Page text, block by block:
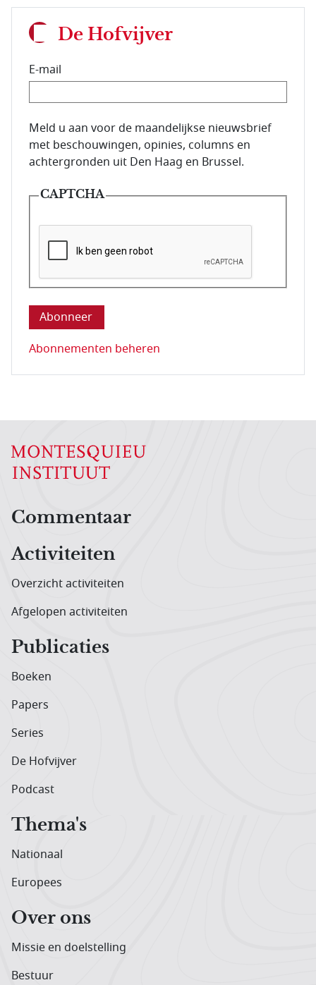
De Hofvijver
E-mail
E-mailadres van de abonnee.
Meld u aan voor de maandelijkse nieuwsbrief
met beschouwingen, opinies, columns en
achtergronden uit Den Haag en Brussel.
CAPTCHA
Deze vraag is om te controleren dat u een mens
Abonnementen beheren
Hoofdnavigatiemenu
Commentaar
Activiteiten
Overzicht activiteiten
Afgelopen activiteiten
Publicaties
Boeken
Papers
Series
De Hofvijver
Podcast
Thema's
Nationaal
Europees
Over ons
Missie en doelstelling
Bestuur